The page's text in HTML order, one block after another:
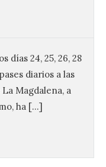
días 24, 25, 26, 28
diarios a las
La Magdalena, a
ha […]